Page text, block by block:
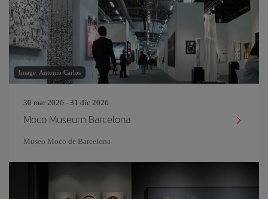
Image: Antonio Carlos
30 mar 2026 - 31 dic 2026
Moco Museum Barcelona
Museo Moco de Barcelona